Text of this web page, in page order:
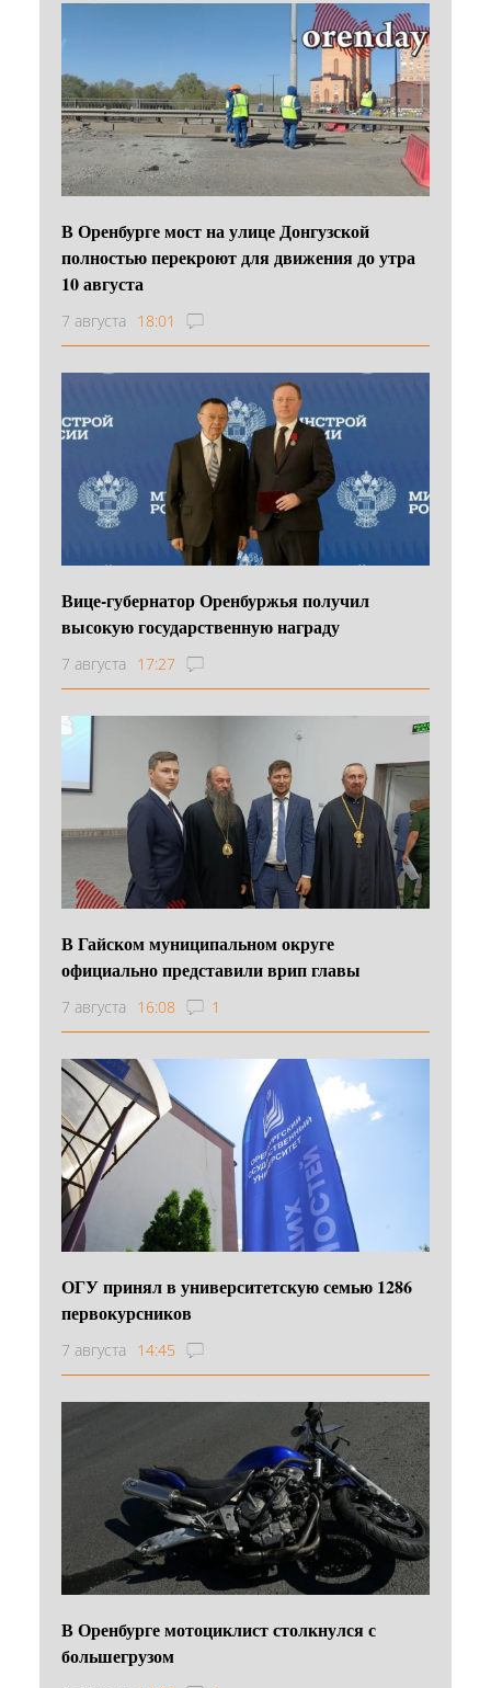
В Оренбурге мост на улице Донгузской
полностью перекроют для движения до утра
10 августа
7 августа 18:01
Вице-губернатор Оренбуржья получил
высокую государственную награду
7 августа 17:27
В Гайском муниципальном округе
официально представили врип главы
7 августа 16:08 1
ОГУ принял в университетскую семью 1286
первокурсников
7 августа 14:45
В Оренбурге мотоциклист столкнулся с
большегрузом